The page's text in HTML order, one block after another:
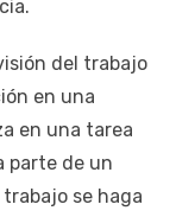
del trabajo
en una
en una tarea
parte de un
se haga